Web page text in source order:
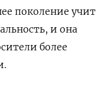
поколение учит
и она
более